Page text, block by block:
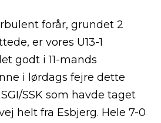
forår, grundet 2
er vores U13-1
godt i 11-mands
i lørdags fejre dette
SSK som havde taget
helt fra Esbjerg. Hele 7-0